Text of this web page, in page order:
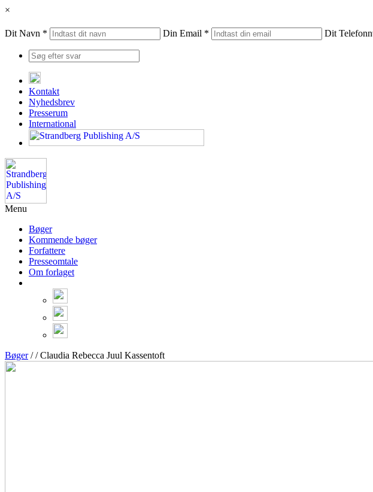
×
Dit Navn * Din Email * Dit
Kontakt
Nyhedsbrev
Presserum
International
Menu
Bøger
Kommende bøger
Forfattere
Presseomtale
Om forlaget
Bøger/ / Claudia Rebecca Juul Kassentoft